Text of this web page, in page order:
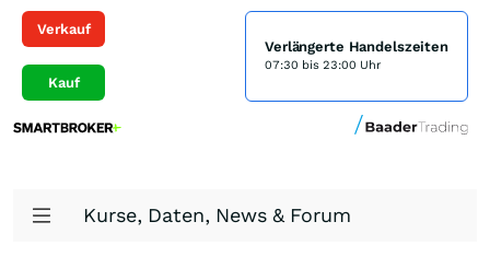
Verkauf
Kauf
Verlängerte Handelszeiten
07:30 bis 23:00 Uhr
Kurse, Daten, News & Forum